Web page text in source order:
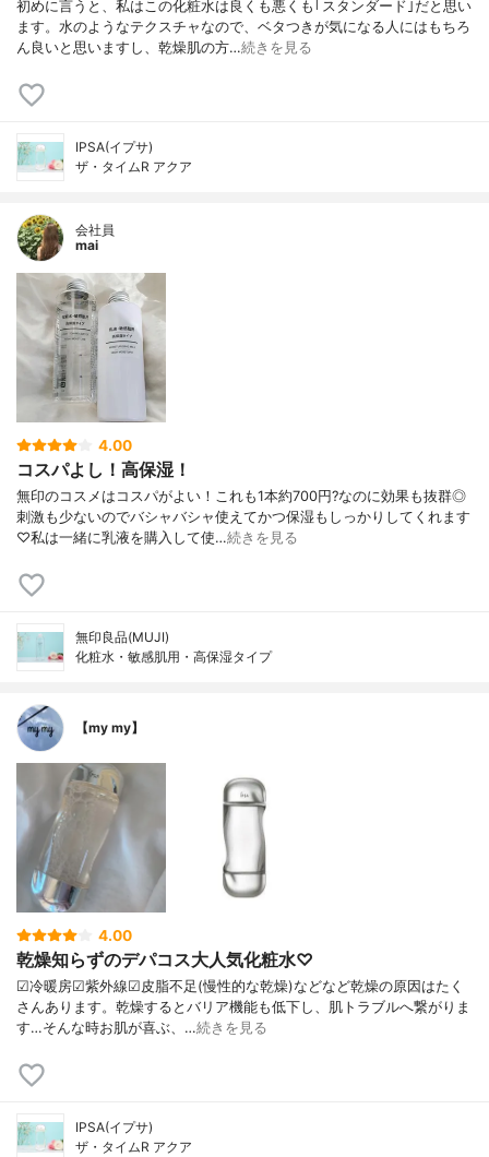
初めに言うと、私はこの化粧水は良くも悪くも｢スタンダード｣だと思い
ます。水のようなテクスチャなので、ベタつきが気になる人にはもちろ
ん良いと思いますし、乾燥肌の方…続きを見る
IPSA(イプサ)
ザ・タイムR アクア
会社員
mai
4.00
コスパよし！高保湿！
無印のコスメはコスパがよい！これも1本約700円?なのに効果も抜群◎
刺激も少ないのでバシャバシャ使えてかつ保湿もしっかりしてくれます
♡私は一緒に乳液を購入して使…続きを見る
無印良品(MUJI)
化粧水・敏感肌用・高保湿タイプ
【my my】
4.00
乾燥知らずのデパコス大人気化粧水♡
☑︎冷暖房☑︎紫外線☑︎皮脂不足(慢性的な乾燥)などなど乾燥の原因はたく
さんあります。乾燥するとバリア機能も低下し、肌トラブルへ繋がりま
す…そんな時お肌が喜ぶ、…続きを見る
IPSA(イプサ)
ザ・タイムR アクア